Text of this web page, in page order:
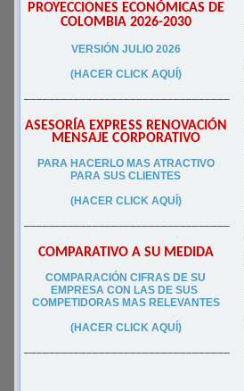
PROYECCIONES ECONÓMICAS DE
COLOMBIA 2026-2030
VERSIÓN JULIO 2026
(HACER CLICK AQUÍ)
–––––––––––––––––––––––––––––––––
ASESORÍA EXPRESS RENOVACIÓN
MENSAJE CORPORATIVO
PARA HACERLO MAS ATRACTIVO
PARA SUS CLIENTES
(HACER CLICK AQUÍ)
–––––––––––––––––––––––––––––––––
COMPARATIVO A SU MEDIDA
COMPARACIÓN CIFRAS DE SU
EMPRESA CON LAS DE SUS
COMPETIDORAS MAS RELEVANTES
(HACER CLICK AQUÍ)
–––––––––––––––––––––––––––––––––